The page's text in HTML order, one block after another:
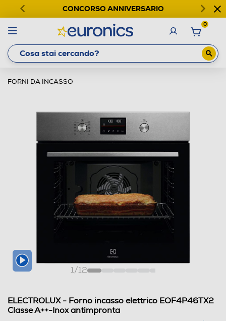
CONCORSO ANNIVERSARIO
0
FORNI DA INCASSO
1/12
ELECTROLUX - Forno incasso elettrico EOF4P46TX2
Classe A++-Inox antimpronta